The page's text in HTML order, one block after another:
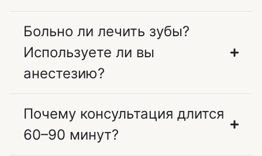
Больно ли лечить зубы?
Используете ли вы
анестезию?
Почему консультация длится
60–90 минут?